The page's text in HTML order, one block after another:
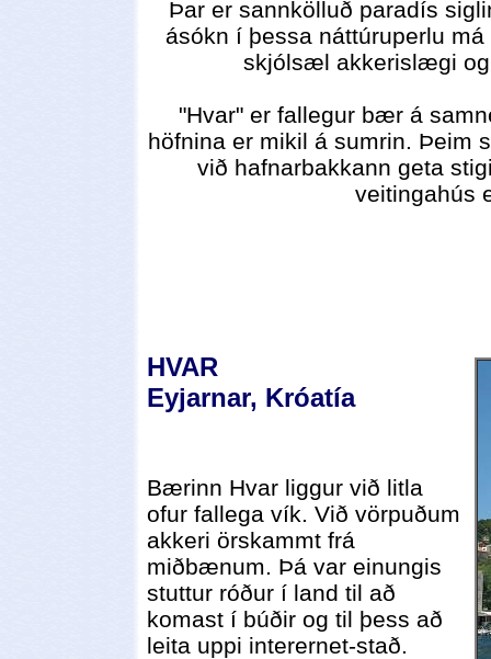
Þar er sannkölluð paradís
ásókn í þessa náttúruperlu
skjólsæl akkerislægi og
"Hvar" er fallegur bær á
höfnina er mikil á sumrin. Þeim
við hafnarbakkann geta
veitingahús
HVAR
Eyjarnar, Króatía
Bærinn Hvar liggur við litla
ofur fallega vík. Við vörpuðum
akkeri örskammt frá
miðbænum. Þá var einungis
stuttur róður í land til að
komast í búðir og til þess að
leita uppi interernet-stað.